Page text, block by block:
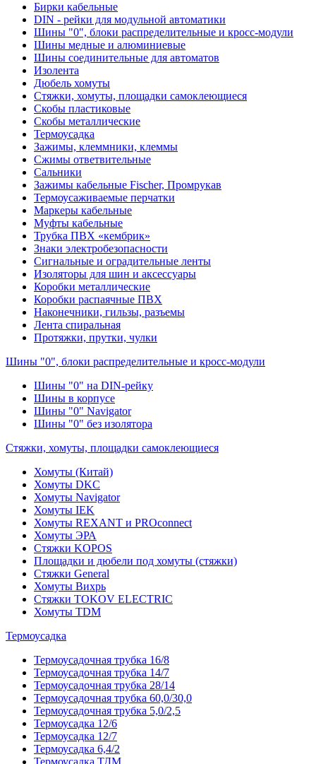
Бирки кабельные
DIN - рейки для модульной автоматики
Шины "0", блоки распределительные и кросс-модули
Шины медные и алюминиевые
Шины соединительные для автоматов
Изолента
Дюбель хомуты
Стяжки, хомуты, площадки самоклеющиеся
Скобы пластиковые
Скобы металлические
Термоусадка
Зажимы, клеммники, клеммы
Сжимы ответвительные
Сальники
Зажимы кабельные Fischer, Промрукав
Термоусаживаемые перчатки
Маркеры кабельные
Муфты кабельные
Трубка ПВХ «кембрик»
Знаки электробезопасности
Сигнальные и оградительные ленты
Изоляторы для шин и аксессуары
Коробки металлические
Коробки распаячные ПВХ
Наконечники, гильзы, разъемы
Лента спиральная
Протяжки, прутки, чулки
Шины "0", блоки распределительные и кросс-модули
Шины "0" на DIN-рейку
Шины в корпусе
Шины "0" Navigator
Шины "0" без изолятора
Стяжки, хомуты, площадки самоклеющиеся
Хомуты (Китай)
Хомуты DKC
Хомуты Navigator
Хомуты IEK
Хомуты REXANT и PROconnect
Хомуты ЭРА
Стяжки KOPOS
Площадки и дюбели под хомуты (стяжки)
Стяжки General
Хомуты Вихрь
Стяжки TOKOV ELECTRIC
Хомуты TDM
Термоусадка
Термоусадочная трубка 16/8
Термоусадочная трубка 14/7
Термоусадочная трубка 28/14
Термоусадочная трубка 60,0/30,0
Термоусадочная трубка 5,0/2,5
Термоусадка 12/6
Термоусадка 12/7
Термоусадка 6,4/2
Термоусадка ТДМ